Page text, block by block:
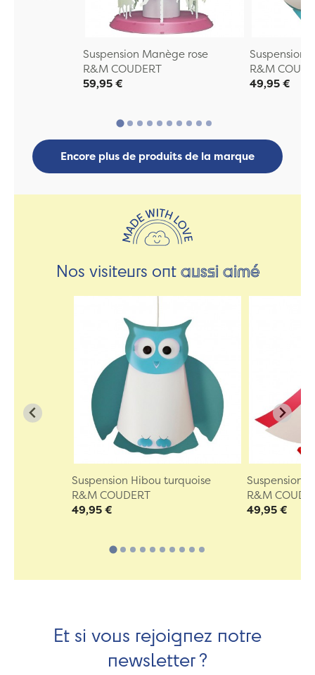
Suspension Manège rose
R&M COUDERT
59,95 €
Suspension
R&M
49,95 €
Encore plus de produits de la marque
Nos visiteurs ontaussi aimé
Suspension Hibou turquoise
R&M COUDERT
49,95 €
Suspension
R&M
49,95 €
Et si vous rejoignez notre
newsletter ?